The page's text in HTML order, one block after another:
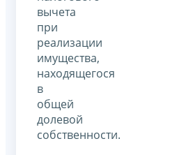
вычета
при
реализации
имущества,
находящегося
в
общей
долевой
собственности.